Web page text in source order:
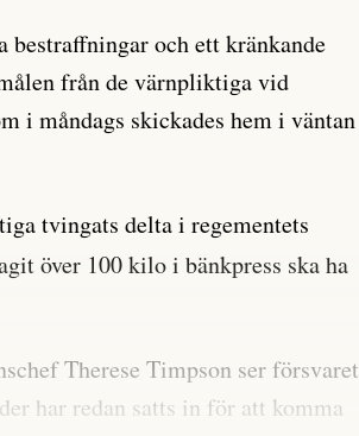
och ett kränkande
från de värnpliktiga vid
i måndags skickades hem i väntan
tvingats delta i regementets
över 100 kilo i bänkpress ska ha
Therese Timpson ser försvaret
har redan satts in för att komma